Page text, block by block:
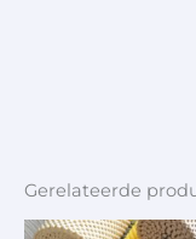
Gerelateerde